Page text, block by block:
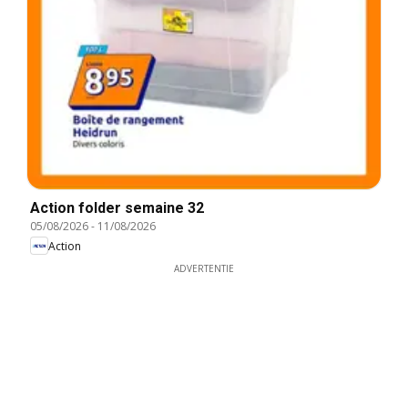
Action folder semaine 32
05/08/2026- 11/08/2026
Action
ADVERTENTIE